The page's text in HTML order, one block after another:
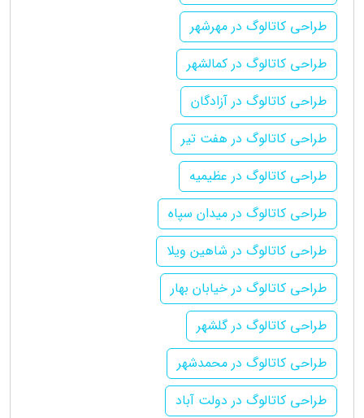
طراحی کاتالوگ در مهرشهر
طراحی کاتالوگ در کمالشهر
طراحی کاتالوگ در آزادگان
طراحی کاتالوگ در هفت تیر
طراحی کاتالوگ در عظیمیه
طراحی کاتالوگ در میدان سپاه
طراحی کاتالوگ در شاهین ویلا
طراحی کاتالوگ در خیابان بهار
طراحی کاتالوگ در گلشهر
طراحی کاتالوگ در محمدشهر
طراحی کاتالوگ در دولت آباد